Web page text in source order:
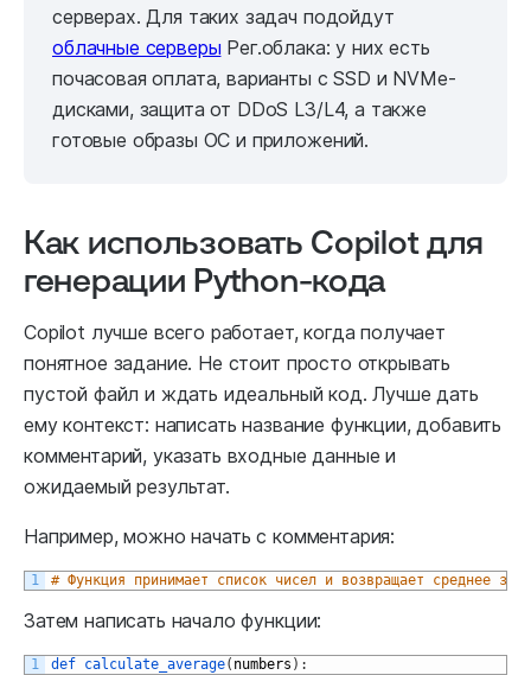
серверах. Для таких задач подойдут
облачные серверы Рег.облака: у них есть
почасовая оплата, варианты с SSD и NVMe-
дисками, защита от DDoS L3/L4, а также
готовые образы ОС и приложений.
Как использовать Copilot для
генерации Python-кода
Copilot лучше всего работает, когда получает
понятное задание. Не стоит просто открывать
пустой файл и ждать идеальный код. Лучше дать
ему контекст: написать название функции, добавить
комментарий, указать входные данные и
ожидаемый результат.
Например, можно начать с комментария:
1 # Функция принимает список чисел и возвращает среднее
Затем написать начало функции:
1 def calculate_average( numbers ) :